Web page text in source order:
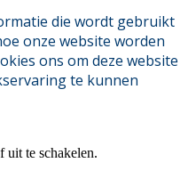
die wordt gebruikt
onze website worden
ons om deze website
te kunnen
te schakelen.